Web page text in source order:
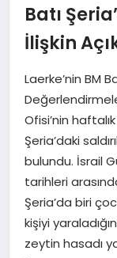
SIYASET
YAŞAM
MAGAZIN
SAĞLIK
EĞITIM
DÜNYA
Batı
İlişkin
Laerke’nin BM
Ofisi’nin
Şeria’daki
bulundu. İsrail
tarihleri
Şeria’da biri
kişiyi
zeytin hasadı